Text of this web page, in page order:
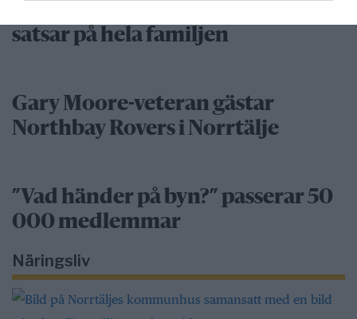
satsar på hela familjen
Gary Moore-veteran gästar
Northbay Rovers i Norrtälje
”Vad händer på byn?” passerar 50
000 medlemmar
Näringsliv